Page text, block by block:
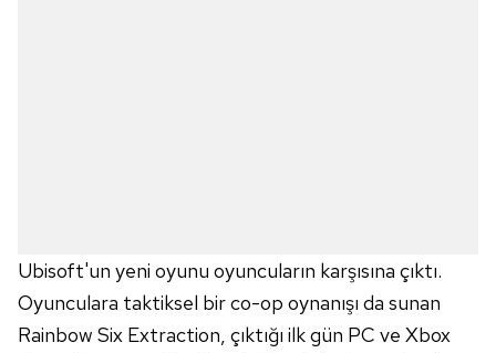
Ubisoft'un yeni oyunu oyuncuların karşısına çıktı.
Oyunculara taktiksel bir co-op oynanışı da sunan
Rainbow Six Extraction, çıktığı ilk gün PC ve Xbox